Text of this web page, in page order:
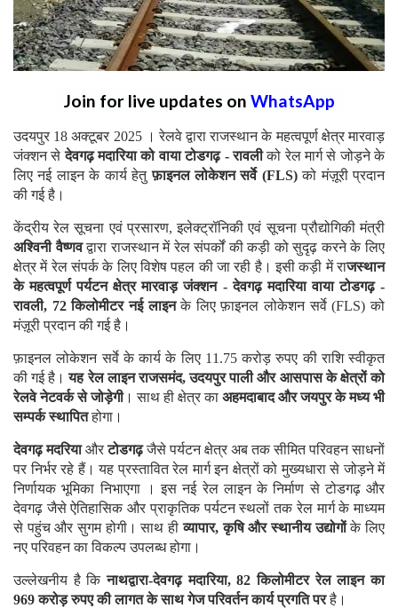
Join for live updates on WhatsApp
उदयपुर 18 अक्टूबर 2025 । रेलवे द्वारा राजस्थान के महत्वपूर्ण क्षेत्र मारवाड़
जंक्शन सेदेवगढ़ मदारिया को वाया टोडगढ़ - रावलीको रेल मार्ग से जोड़ने के
लिए नई लाइन के कार्य हेतुफ़ाइनल लोकेशन सर्वे (FLS)को मंज़ूरी प्रदान
की गई है।
केंद्रीय रेल सूचना एवं प्रसारण, इलेक्ट्रॉनिकी एवं सूचना प्रौद्योगिकी मंत्री
अश्विनी वैष्णवद्वारा राजस्थान में रेल संपर्कों की कड़ी को सुदृढ़ करने के लिए
क्षेत्र में रेल संपर्क के लिए विशेष पहल की जा रही है। इसी कड़ी में राजस्थान
के महत्वपूर्ण पर्यटन क्षेत्र मारवाड़ जंक्शन - देवगढ़ मदारिया वाया टोडगढ़ -
रावली, 72 किलोमीटर नई लाइनके लिए फ़ाइनल लोकेशन सर्वे (FLS) को
मंज़ूरी प्रदान की गई है।
फ़ाइनल लोकेशन सर्वे के कार्य के लिए 11.75 करोड़ रुपए की राशि स्वीकृत
की गई है।यह रेल लाइन राजसमंद, उदयपुर पाली और आसपास के क्षेत्रों को
रेलवे नेटवर्क से जोड़ेगी। साथ ही क्षेत्र का अहमदाबाद और जयपुर के मध्य भी
सम्पर्क स्थापितहोगा।
देवगढ़ मदरियाऔरटोडगढ़जैसे पर्यटन क्षेत्र अब तक सीमित परिवहन साधनों
पर निर्भर रहे हैं। यह प्रस्तावित रेल मार्ग इन क्षेत्रों को मुख्यधारा से जोड़ने में
निर्णायक भूमिका निभाएगा । इस नई रेल लाइन के निर्माण से टोडगढ़ और
देवगढ़ जैसे ऐतिहासिक और प्राकृतिक पर्यटन स्थलों तक रेल मार्ग के माध्यम
से पहुंच और सुगम होगी। साथ हीव्यापार, कृषि और स्थानीय उद्योगोंके लिए
नए परिवहन का विकल्प उपलब्ध होगा।
उल्लेखनीय है किनाथद्वारा-देवगढ़ मदारिया, 82 किलोमीटर रेल लाइन का
969 करोड़ रुपए की लागत के साथ गेज परिवर्तन कार्य प्रगति परहै।